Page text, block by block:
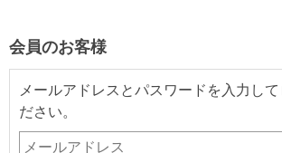
会員のお客様
メールアドレスとパスワードを入力して
ださい。